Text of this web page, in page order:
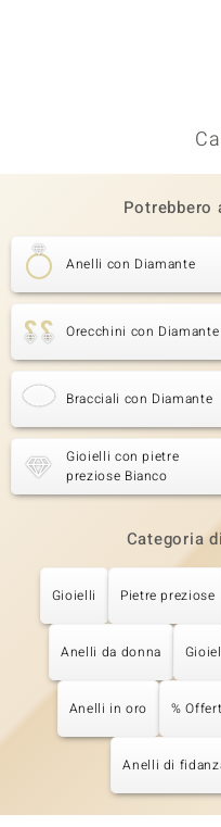
Potrebbero
Anelli con Diamante
Orecchini con Diamante
Bracciali con Diamante
Gioielli con pietre
preziose Bianco
Categoria
Gioielli Pietre preziose
Anelli da donna
Anelli in oro %
Anelli di